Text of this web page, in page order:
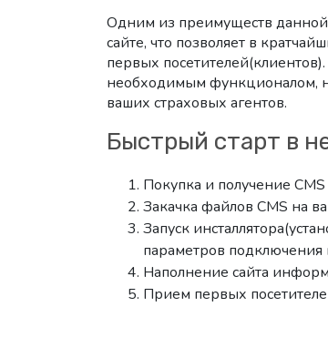
Одним из преимуществ данной
сайте, что позволяет в
первых
необходимым функционалом,
ваших страховых агентов.
Быстрый старт в
Покупка и получение
Закачка файлов CMS на
Запуск
параметров
Наполнение сайта
Прием первых